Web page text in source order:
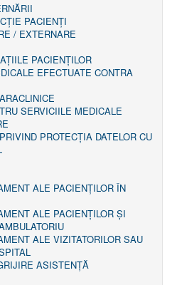
PACIENŢI
/ EXTERNARE
PACIENȚILOR
EFECTUATE CONTRA
SERVICIILE MEDICALE
PROTECŢIA DATELOR CU
ALE PACIENȚILOR ÎN
ALE PACIENȚILOR ȘI
ALE VIZITATORILOR SAU
ASISTENŢĂ